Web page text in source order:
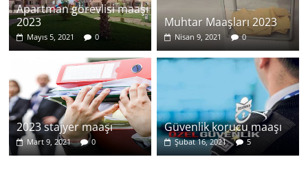
Apartman görevlisi maaşı
2023
Mayıs 5, 2021 0
Muhtar Maaşları 2023
Nisan 9, 2021 0
2023 stajyer maaşı
Mart 9, 2021 0
Güvenlik korucu maaşı
Şubat 16, 2021 5